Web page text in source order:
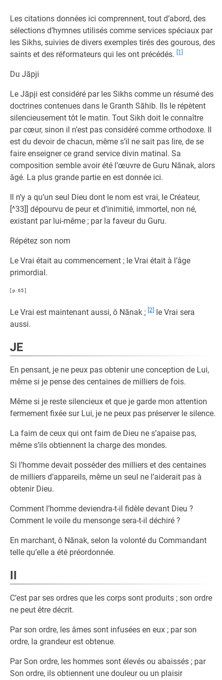
Les citations données ici comprennent, tout d’abord, des
sélections d’hymnes utilisés comme services spéciaux par
les Sikhs, suivies de divers exemples tirés des gourous, des
saints et des réformateurs qui les ont précédés.
[1]
Du Jāpji
Le Jāpji est considéré par les Sikhs comme un résumé des
doctrines contenues dans le Granth Sāhib. Ils le répètent
silencieusement tôt le matin. Tout Sikh doit le connaître
par cœur, sinon il n’est pas considéré comme orthodoxe. Il
est du devoir de chacun, même s’il ne sait pas lire, de se
faire enseigner ce grand service divin matinal. Sa
composition semble avoir été l’œuvre de Guru Nānak, alors
âgé. La plus grande partie en est donnée ici.
Il n’y a qu’un seul Dieu dont le nom est vrai, le Créateur,
[^33]] dépourvu de peur et d’inimitié, immortel, non né,
existant par lui-même ; par la faveur du Guru.
Répétez son nom
Le Vrai était au commencement ; le Vrai était à l’âge
primordial.
[ p. 65 ]
Le Vrai est maintenant aussi, ô Nānak ; [2] le Vrai sera
aussi.
JE
En pensant, je ne peux pas obtenir une conception de Lui,
même si je pense des centaines de milliers de fois.
Même si je reste silencieux et que je garde mon attention
fermement fixée sur Lui, je ne peux pas préserver le silence.
La faim de ceux qui ont faim de Dieu ne s’apaise pas,
même s’ils obtiennent la charge des mondes.
Si l’homme devait posséder des milliers et des centaines
de milliers d’appareils, même un seul ne l’aiderait pas à
obtenir Dieu.
Comment l’homme deviendra-t-il fidèle devant Dieu ?
Comment le voile du mensonge sera-t-il déchiré ?
En marchant, ô Nānak, selon la volonté du Commandant
telle qu’elle a été préordonnée.
II
C’est par ses ordres que les corps sont produits ; son ordre
ne peut être décrit.
Par son ordre, les âmes sont infusées en eux ; par son
ordre, la grandeur est obtenue.
Par Son ordre, les hommes sont élevés ou abaissés ; par
Son ordre, ils obtiennent une douleur ou un plaisir